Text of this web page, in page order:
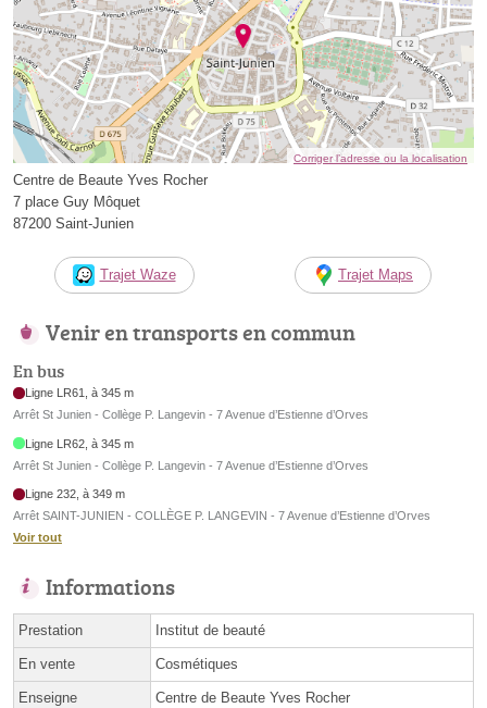
Corriger l’adresse ou la localisation
Centre de Beaute Yves Rocher
7 place Guy Môquet
87200 Saint-Junien
Trajet Waze Trajet Maps
Venir en transports en commun
En bus
Ligne LR61, à 345 m
Arrêt St Junien - Collège P. Langevin - 7 Avenue d’Estienne d’Orves
Ligne LR62, à 345 m
Arrêt St Junien - Collège P. Langevin - 7 Avenue d’Estienne d’Orves
Ligne 232, à 349 m
Arrêt SAINT-JUNIEN - COLLÈGE P. LANGEVIN - 7 Avenue d’Estienne d’Orves
Voir tout
Informations
Prestation Institut de beauté
En vente Cosmétiques
Enseigne Centre de Beaute Yves Rocher